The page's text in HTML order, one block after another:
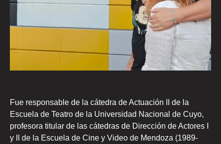
Fue responsable de la cátedra de Actuación II de la
Escuela de Teatro de la Universidad Nacional de Cuyo,
profesora titular de las cátedras de Dirección de Actores I
y II de la Escuela de Cine y Video de Mendoza (1989-